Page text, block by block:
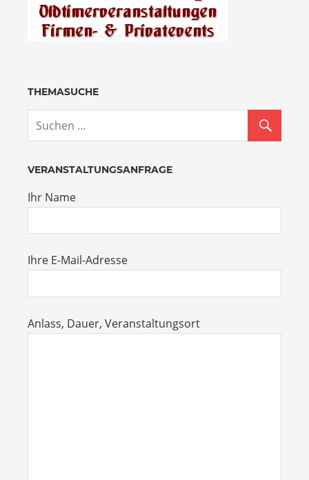
THEMASUCHE
VERANSTALTUNGSANFRAGE
Ihr Name
Ihre E-Mail-Adresse
Anlass, Dauer, Veranstaltungsort